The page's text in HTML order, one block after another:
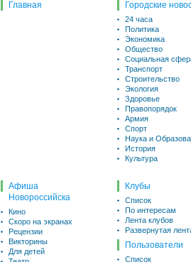
Главная Городские
24 часа
Политика
Экономика
Общество
Социальная
Транспорт
Строительство
Экология
Здоровье
Правопорядок
Армия
Спорт
Наука и
История
Культура
Афиша
Новороссийска
Кино
Скоро на экранах
Рецензии
Викторины
Для детей
Клубы
Список
По интересам
Лента клубов
Развернутая
Пользователи
Список